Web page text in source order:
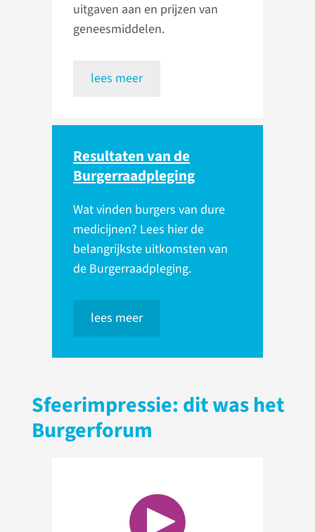
uitgaven aan en prijzen van
geneesmiddelen.
lees meer
Resultaten van de
Burgerraadpleging
Wat vinden burgers van dure
medicijnen? Lees hier de
belangrijkste uitkomsten van
de Burgerraadpleging.
lees meer
Sfeerimpressie: dit was het
Burgerforum